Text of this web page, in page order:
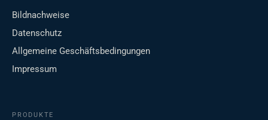
Bildnachweise
Datenschutz
Allgemeine Geschäftsbedingungen
Impressum
PRODUKTE